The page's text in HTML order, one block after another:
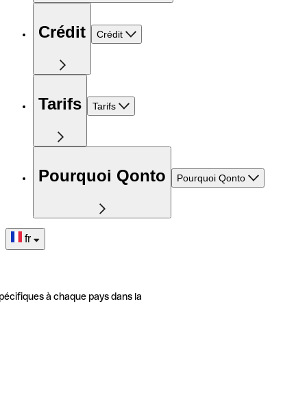
Crédit Crédit
Tarifs Tarifs
Pourquoi Qonto Pourquoi Qonto
fr
à chaque pays dans la